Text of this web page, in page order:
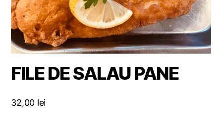
FILE DE SALAU PANE
32,00 lei